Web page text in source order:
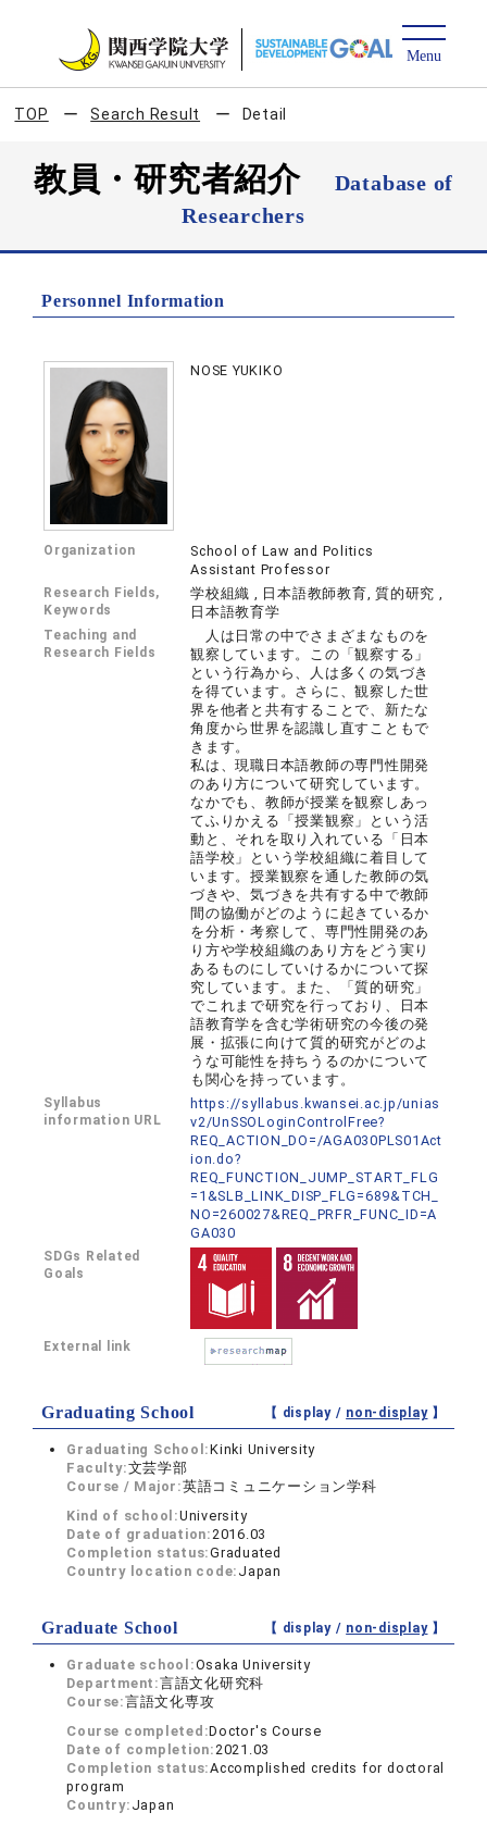
TOP Search Result Detail
教員・研究者紹介
Database of
Researchers
Personnel Information
NOSE YUKIKO
Organization
School of Law and Politics
Assistant Professor
Research Fields,
Keywords
学校組織 , 日本語教師教育, 質的研究 ,
日本語教育学
Teaching and
Research Fields
人は日常の中でさまざまなものを
観察しています。この「観察する」
という行為から、人は多くの気づき
を得ています。さらに、観察した世
界を他者と共有することで、新たな
角度から世界を認識し直すこともで
きます。
私は、現職日本語教師の専門性開発
のあり方について研究しています。
なかでも、教師が授業を観察しあっ
てふりかえる「授業観察」という活
動と、それを取り入れている「日本
語学校」という学校組織に着目して
います。授業観察を通した教師の気
づきや、気づきを共有する中で教師
間の協働がどのように起きているか
を分析・考察して、専門性開発のあ
り方や学校組織のあり方をどう実り
あるものにしていけるかについて探
究しています。また、「質的研究」
でこれまで研究を行っており、日本
語教育学を含む学術研究の今後の発
展・拡張に向けて質的研究がどのよ
うな可能性を持ちうるのかについて
も関心を持っています。
Syllabus
information URL
https://syllabus.kwansei.ac.jp/unias
v2/UnSSOLoginControlFree?
REQ_ACTION_DO=/AGA030PLS01Act
ion.do?
REQ_FUNCTION_JUMP_START_FLG
=1&SLB_LINK_DISP_FLG=689&TCH_
NO=260027&REQ_PRFR_FUNC_ID=A
GA030
SDGs Related
Goals
External link
Graduating School 【 display / non-display】
Graduating School:Kinki University
Faculty:文芸学部
Course / Major:英語コミュニケーション学科
Kind of school:University
Date of graduation:2016.03
Completion status:Graduated
Country location code: Japan
Graduate School 【 display / non-display】
Graduate school:Osaka University
Department:言語文化研究科
Course:言語文化専攻
Course completed:Doctor's Course
Date of completion:2021.03
Completion status:Accomplished credits for doctoral
program
Country: Japan